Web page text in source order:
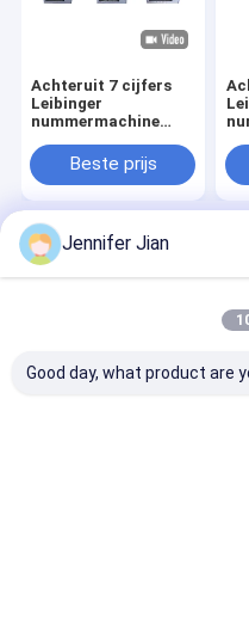
Achteruit 7 cijfers
Leibinger
nummermachine
twee cijfers Zinkbaar
Beste prijs
Thuis
Sitemap
China
Print Area
Jennifer Jian
Good day, what product are